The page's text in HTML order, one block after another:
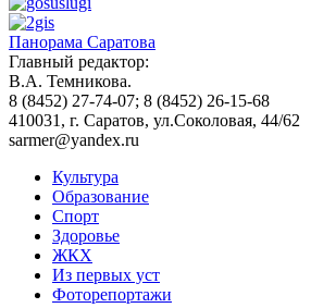
Панорама Саратова
Главный редактор:
В.А. Темникова.
8 (8452) 27-74-07; 8 (8452) 26-15-68
410031, г. Саратов, ул.Соколовая, 44/62
sarmer@yandex.ru
Культура
Образование
Спорт
Здоровье
ЖКХ
Из пеpвых уст
Фоторепортажи